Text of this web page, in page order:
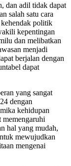
dan adil tidak dapat
salah satu cara
politik
kepentingan
dan melibatkan
menjadi
berjalan dengan
dapat
yang sangat
dengan
kehidupan
memengaruhi
hal yang mudah,
mewujudkan
mengenai